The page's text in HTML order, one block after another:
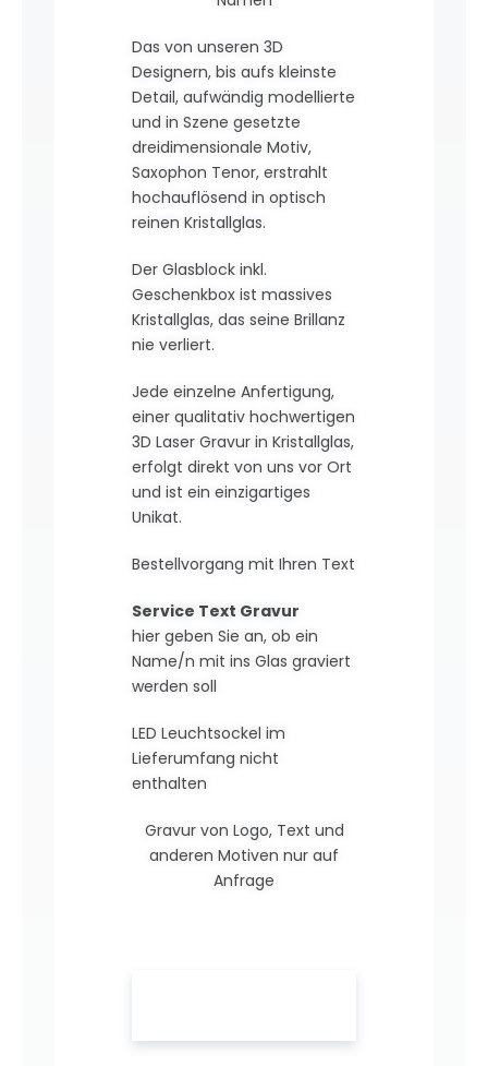
Das von unseren 3D
Designern, bis aufs kleinste
Detail, aufwändig modellierte
und in Szene gesetzte
dreidimensionale Motiv,
Saxophon Tenor, erstrahlt
hochauflösend in optisch
reinen Kristallglas.
Der Glasblock inkl.
Geschenkbox ist massives
Kristallglas, das seine Brillanz
nie verliert.
Jede einzelne Anfertigung,
einer qualitativ hochwertigen
3D Laser Gravur in Kristallglas,
erfolgt direkt von uns vor Ort
und ist ein einzigartiges
Unikat.
Bestellvorgang mit Ihren Text
Service Text Gravur
hier geben Sie an, ob ein
Name/n mit ins Glas graviert
werden soll
LED Leuchtsockel im
Lieferumfang nicht
enthalten
Gravur von Logo, Text und
anderen Motiven nur auf
Anfrage